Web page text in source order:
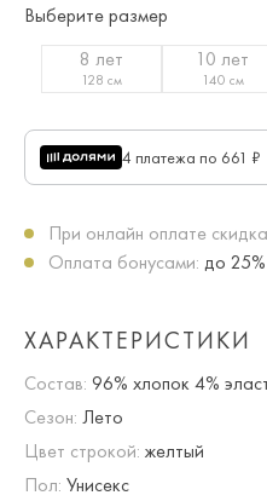
Выберите размер
8 лет
128 см
10 лет
140 см
4 платежа по 661 ₽
При онлайн оплате
Оплата бонусами: до
ХАРАКТЕРИСТИКИ
Состав: 96% хлопок 4%
Сезон: Лето
Цвет строкой: желтый
Пол: Унисекс